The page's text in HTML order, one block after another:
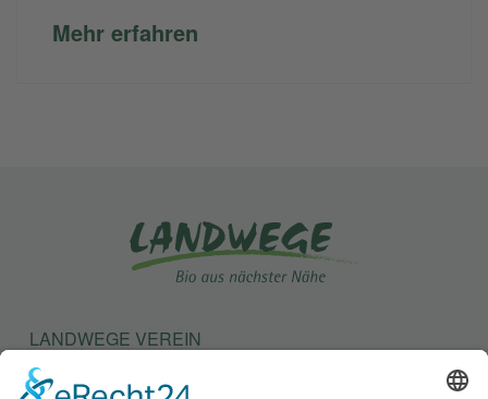
Mehr erfahren
LANDWEGE VEREIN
LANDWEGE STIFTUNG